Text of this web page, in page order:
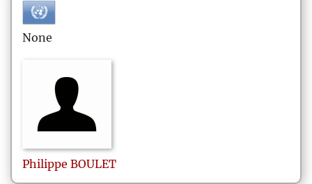
None
Philippe BOULET